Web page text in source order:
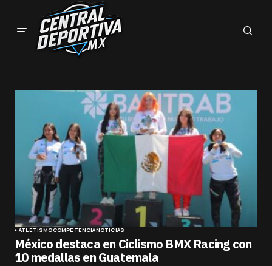
ATLETISMOCOMPETENCIANOTICIAS
México destaca en Ciclismo BMX Racing con
10 medallas en Guatemala